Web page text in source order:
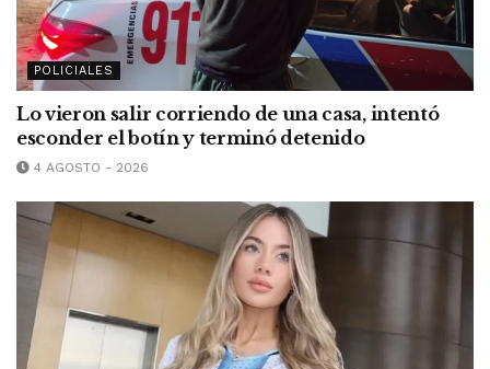
POLICIALES
Lo vieron salir corriendo de una casa, intentó
esconder el botín y terminó detenido
4 AGOSTO - 2026